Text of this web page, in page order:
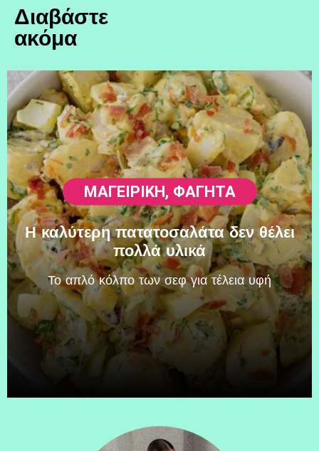
Διαβάστε
ακόμα
ΜΑΓΕΙΡΙΚΗ, ΦΑΓΗΤΆ
Η καλύτερη πατατοσαλάτα δεν θέλει
πολλά υλικά
Το απλό κόλπο των σεφ για τέλεια υφή